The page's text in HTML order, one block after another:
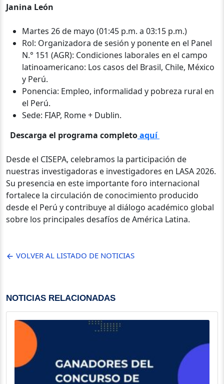
Janina León
Martes 26 de mayo (01:45 p.m. a 03:15 p.m.)
Rol: Organizadora de sesión y ponente en el Panel
N.° 151 (AGR): Condiciones laborales en el campo
latinoamericano: Los casos del Brasil, Chile, México
y Perú.
Ponencia: Empleo, informalidad y pobreza rural en
el Perú.
Sede: FIAP, Rome + Dublin.
Descarga el programa completoaquí
Desde el CISEPA, celebramos la participación de
nuestras investigadoras e investigadores en LASA 2026.
Su presencia en este importante foro internacional
fortalece la circulación de conocimiento producido
desde el Perú y contribuye al diálogo académico global
sobre los principales desafíos de América Latina.
VOLVER AL LISTADO DE NOTICIAS
NOTICIAS RELACIONADAS